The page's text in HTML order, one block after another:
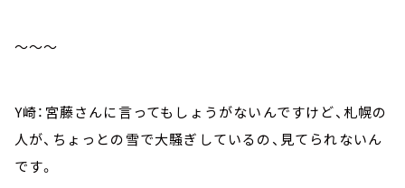
～～～
Y崎：宮藤さんに言ってもしょうがないんですけど、札幌の
人が、ちょっとの雪で大騒ぎしているの、見てられないん
です。